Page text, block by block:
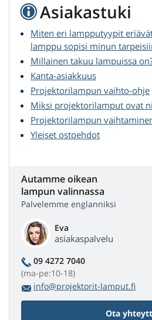
Asiakastuki
Miten eri lampputyypit
lamppu sopisi minun
Millainen takuu lampuissa
Kanta-asiakkuus
Projektorilampun vaihto-ohje
Miksi projektorilamput ovat
Projektorilampun
Yleiset ostoehdot
Autamme oikean
lampun valinnassa
Palvelemme englanniksi
Eva
asiakaspalvelu
09 4272 7040
(ma-pe:10-18)
info@projektorit-lamput.fi
Ota